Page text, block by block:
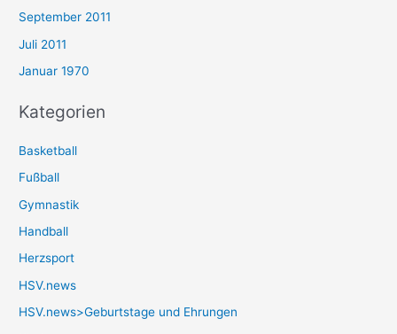
September 2011
Juli 2011
Januar 1970
Kategorien
Basketball
Fußball
Gymnastik
Handball
Herzsport
HSV.news
HSV.news>Geburtstage und Ehrungen